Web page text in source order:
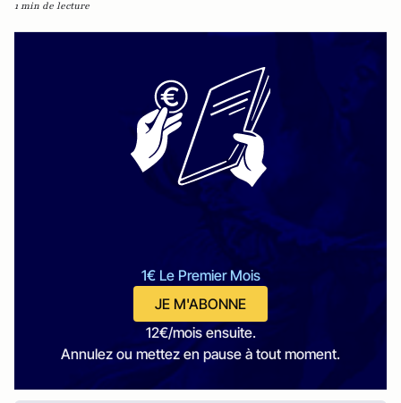
1 min de lecture
1€ Le Premier Mois
JE M'ABONNE
12€/mois ensuite.
Annulez ou mettez en pause à tout moment.